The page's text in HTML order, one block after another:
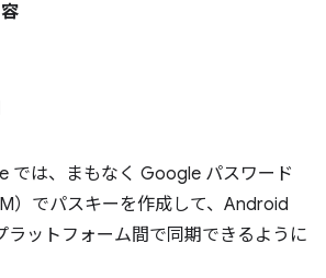
では、まもなく Google パスワード
）でパスキーを作成して、Android
ラットフォーム間で同期できるように